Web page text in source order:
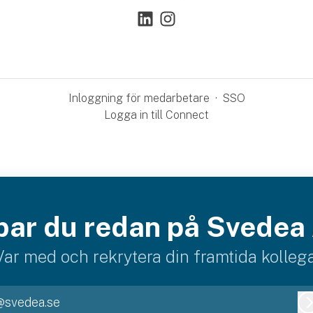
Inloggning för medarbetare · SSO
Logga in till Connect
du redan på Svedea
med och rekrytera din framtida